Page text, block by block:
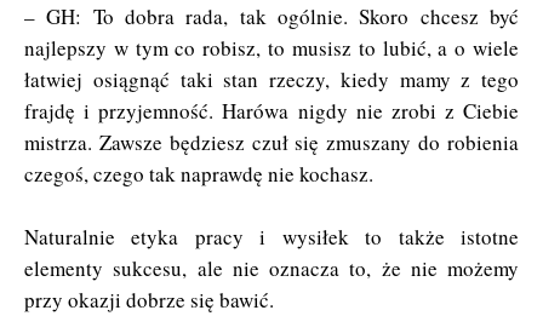
– GH: To dobra rada, tak ogólnie. Skoro chcesz być
najlepszy w tym co robisz, to musisz to lubić, a o wiele
łatwiej osiągnąć taki stan rzeczy, kiedy mamy z tego
frajdę i przyjemność. Harówa nigdy nie zrobi z Ciebie
mistrza. Zawsze będziesz czuł się zmuszany do robienia
czegoś, czego tak naprawdę nie kochasz.
Naturalnie etyka pracy i wysiłek to także istotne
elementy sukcesu, ale nie oznacza to, że nie możemy
przy okazji dobrze się bawić.